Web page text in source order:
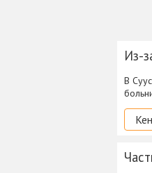
Из-
В